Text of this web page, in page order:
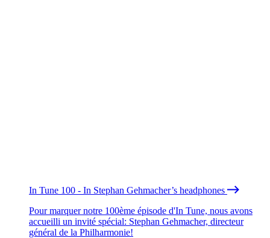
In Tune 100 - In Stephan Gehmacher’s headphones
Pour marquer notre 100ème épisode d'In Tune, nous avons
accueilli un invité spécial: Stephan Gehmacher, directeur
général de la Philharmonie!